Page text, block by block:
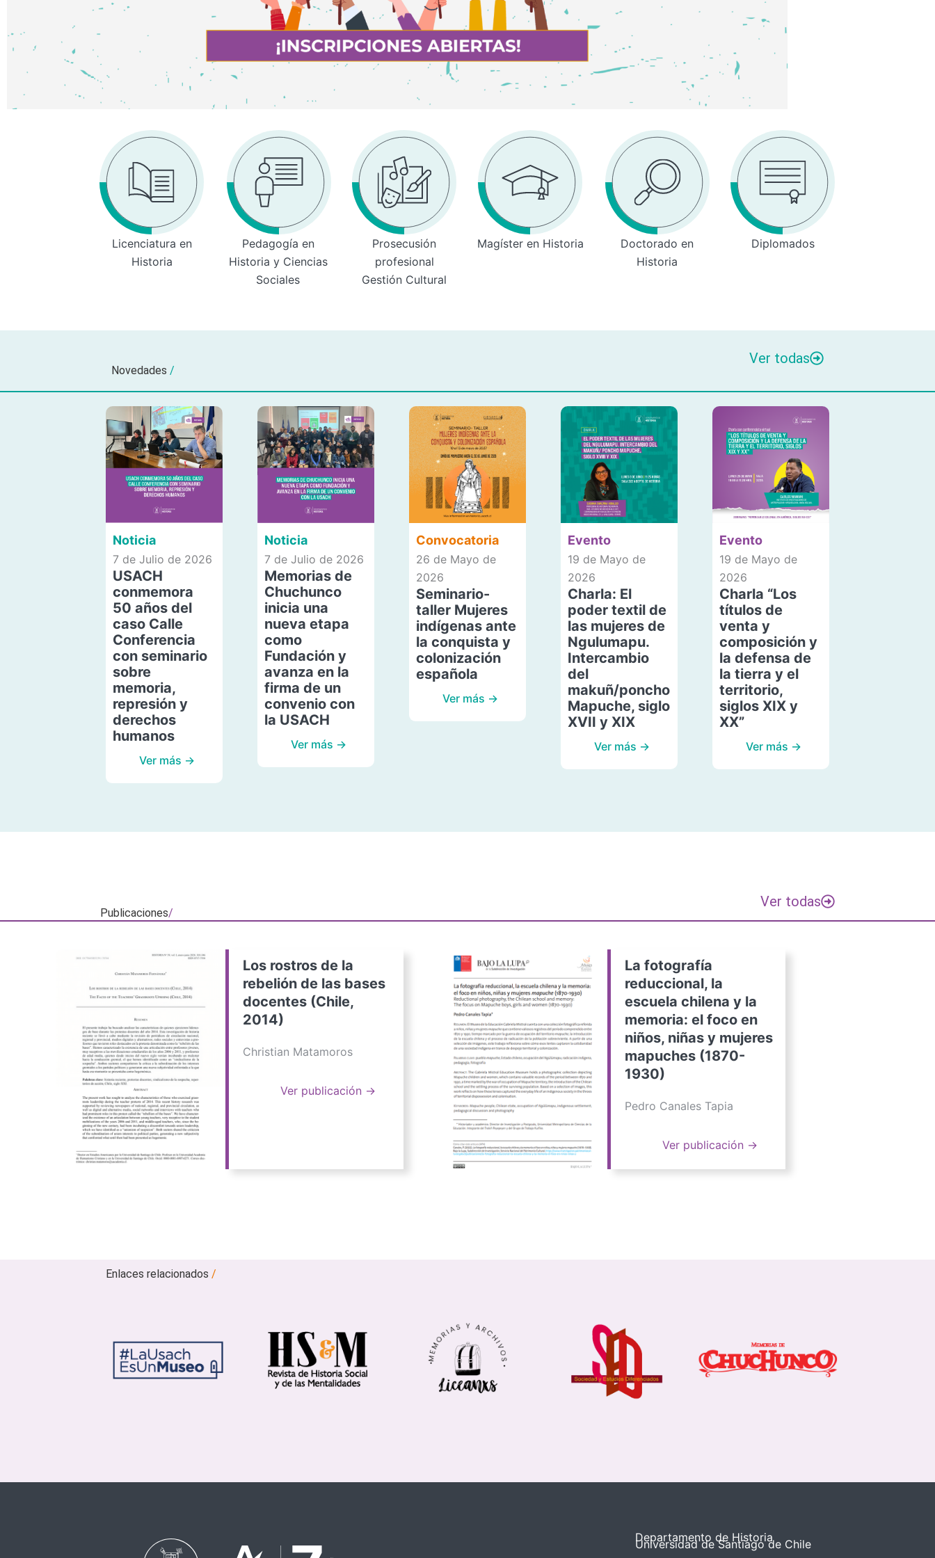
Licenciatura en
Historia
Pedagogía en
Historia y Ciencias
Sociales
Prosecusión
profesional
Gestión Cultural
Magíster en Historia
Doctorado en
Historia
Diplomados
Novedades /
Ver todas
Noticia
7 de Julio de 2026
USACH
conmemora
50 años del
caso Calle
Conferencia
con seminario
sobre
memoria,
represión y
derechos
humanos
Ver más →
Noticia
7 de Julio de 2026
Memorias de
Chuchunco
inicia una
nueva etapa
como
Fundación y
avanza en la
firma de un
convenio con
la USACH
Ver más →
Convocatoria
26 de Mayo de
2026
Seminario-
taller Mujeres
indígenas ante
la conquista y
colonización
española
Ver más →
Evento
19 de Mayo de
2026
Charla: El
poder textil de
las mujeres de
Ngulumapu.
Intercambio
del
makuñ/poncho
Mapuche, siglo
XVII y XIX
Ver más →
Evento
19 de Mayo de
2026
Charla “Los
títulos de
venta y
composición y
la defensa de
la tierra y el
territorio,
siglos XIX y
XX”
Ver más →
Publicaciones/
Ver todas
Los rostros de la
rebelión de las bases
docentes (Chile,
2014)
Christian Matamoros
Ver publicación →
La fotografía
reduccional, la
escuela chilena y la
memoria: el foco en
niños, niñas y mujeres
mapuches (1870-
1930)
Pedro Canales Tapia
Ver publicación →
Enlaces relacionados/
Departamento de Historia
Universidad de Santiago de Chile